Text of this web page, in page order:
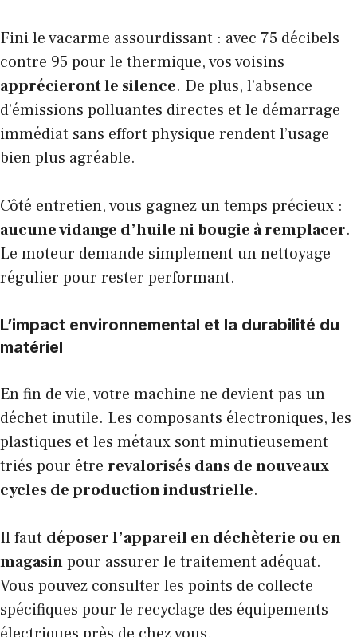
Fini le vacarme assourdissant : avec 75 décibels
contre 95 pour le thermique, vos voisins
apprécieront le silence. De plus, l’absence
d’émissions polluantes directes et le démarrage
immédiat sans effort physique rendent l’usage
bien plus agréable.
Côté entretien, vous gagnez un temps précieux :
aucune vidange d’huile ni bougie à remplacer.
Le moteur demande simplement un nettoyage
régulier pour rester performant.
L’impact environnemental et la durabilité du
matériel
En fin de vie, votre machine ne devient pas un
déchet inutile. Les composants électroniques, les
plastiques et les métaux sont minutieusement
triés pour être revalorisés dans de nouveaux
cycles de production industrielle.
Il faut déposer l’appareil en déchèterie ou en
magasinpour assurer le traitement adéquat.
Vous pouvez consulter les points de collecte
spécifiques pour le recyclage des équipements